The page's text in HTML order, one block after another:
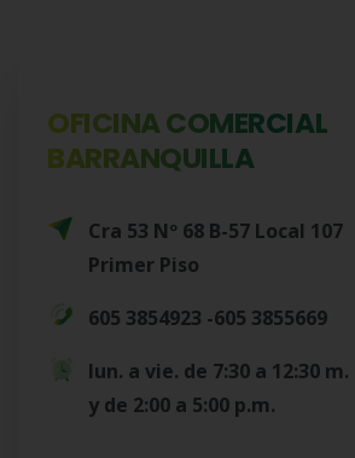
OFICINA COMERCIAL
BARRANQUILLA
Cra 53 Nº 68 B-57 Local 107
Primer Piso
605 3854923 -605 3855669
lun. a vie. de 7:30 a 12:30 m.
y de 2:00 a 5:00 p.m.